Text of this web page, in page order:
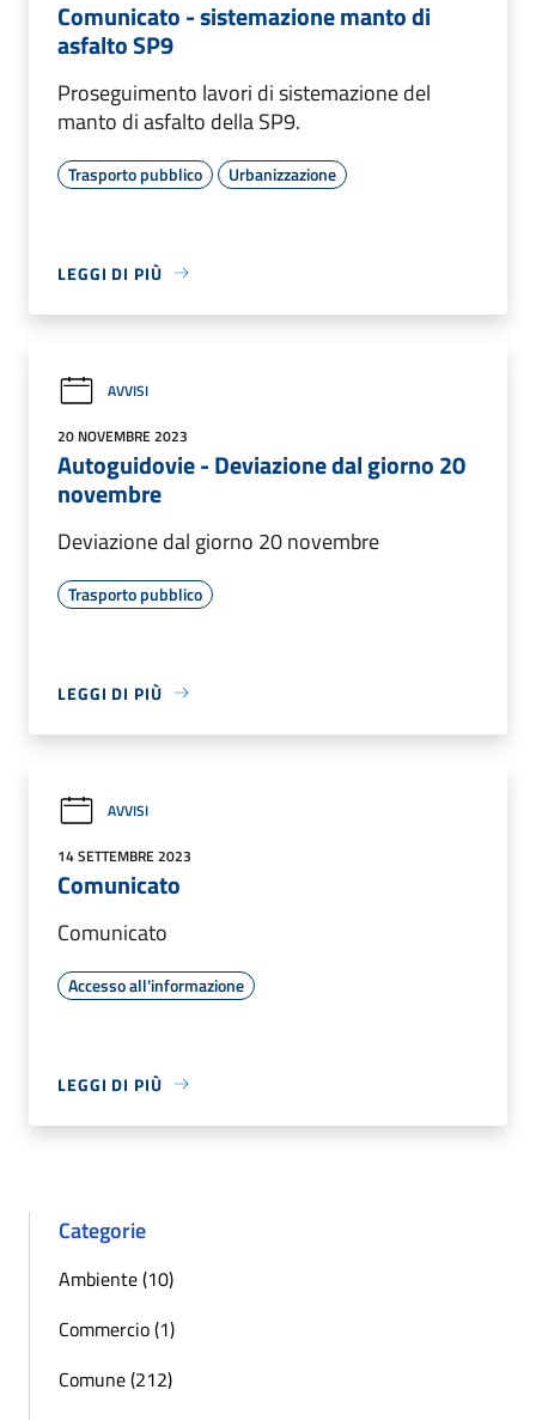
Comunicato - sistemazione manto di
asfalto SP9
Proseguimento lavori di sistemazione del
manto di asfalto della SP9.
Trasporto pubblico Urbanizzazione
LEGGI DI PIÙ
AVVISI
20 NOVEMBRE 2023
Autoguidovie - Deviazione dal giorno 20
novembre
Deviazione dal giorno 20 novembre
Trasporto pubblico
LEGGI DI PIÙ
AVVISI
14 SETTEMBRE 2023
Comunicato
Comunicato
Accesso all'informazione
LEGGI DI PIÙ
Categorie
Ambiente (10)
Commercio (1)
Comune (212)